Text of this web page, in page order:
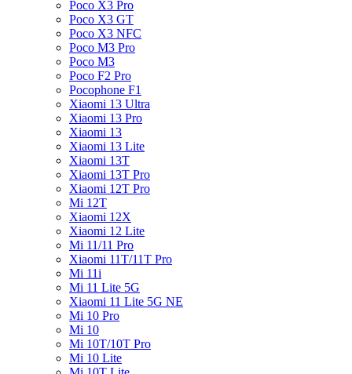
Poco X3 Pro
Poco X3 GT
Poco X3 NFC
Poco M3 Pro
Poco M3
Poco F2 Pro
Pocophone F1
Xiaomi 13 Ultra
Xiaomi 13 Pro
Xiaomi 13
Xiaomi 13 Lite
Xiaomi 13T
Xiaomi 13T Pro
Xiaomi 12T Pro
Mi 12T
Xiaomi 12X
Xiaomi 12 Lite
Mi 11/11 Pro
Xiaomi 11T/11T Pro
Mi 11i
Mi 11 Lite 5G
Xiaomi 11 Lite 5G NE
Mi 10 Pro
Mi 10
Mi 10T/10T Pro
Mi 10 Lite